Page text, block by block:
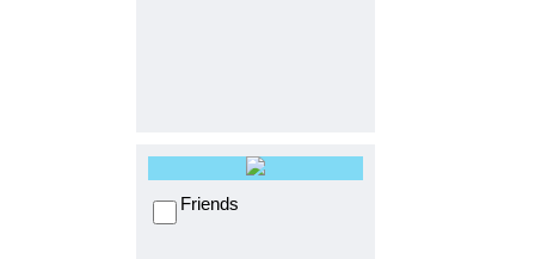
Friends